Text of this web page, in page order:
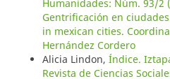
Humanidades: Núm. 93/2
Gentrificación en
in mexican cities.
Hernández Cordero
Alicia Lindon, Índice.
Revista de Ciencias